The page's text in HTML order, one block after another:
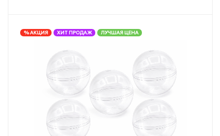
% АКЦИЯ ХИТ ПРОДАЖ ЛУЧШАЯ ЦЕНА